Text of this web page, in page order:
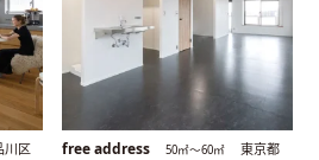
川区
free address 50㎡〜60㎡
東京都